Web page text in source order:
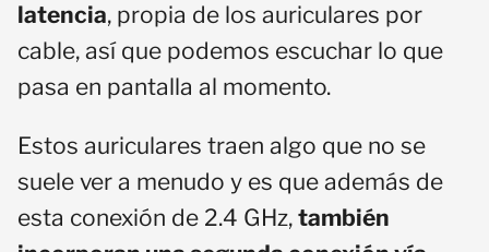
latencia, propia de los auriculares por
cable, así que podemos escuchar lo que
pasa en pantalla al momento.
Estos auriculares traen algo que no se
suele ver a menudo y es que además de
esta conexión de 2.4 GHz, también